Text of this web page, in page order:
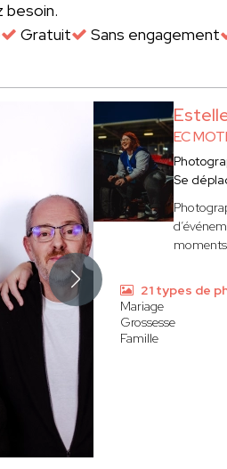
besoin.
Gratuit Sans engagement
EC
Se
21 types de
Mariage
Grossesse
Famille